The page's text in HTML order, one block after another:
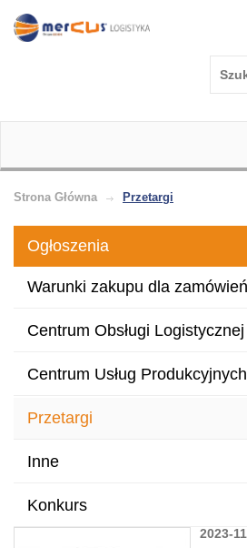
Strona Główna Przetargi
Ogłoszenia
Warunki zakupu dla
Centrum Obsługi Logistycznej
Centrum Usług Produkcyjnych
Przetargi
Inne
Konkurs
2023-